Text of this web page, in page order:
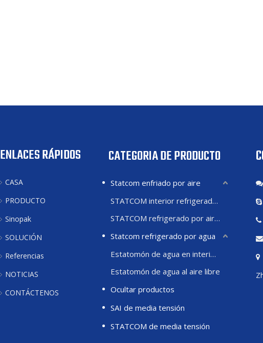
ENLACES RÁPIDOS
CASA
PRODUCTO
Sinopak
SOLUCIÓN
Referencias
NOTICIAS
CONTÁCTENOS
CATEGORIA DE PRODUCTO
Statcom enfriado por aire
STATCOM interior refrigerado por aire
STATCOM refrigerado por aire exterior
Statcom refrigerado por agua
Estatomón de agua en interiores
Estatomón de agua al aire libre
Ocultar productos
SAI de media tensión
STATCOM de media tensión